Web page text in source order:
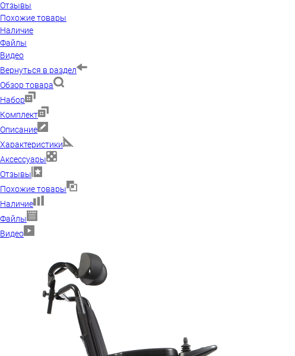
Отзывы
Похожие товары
Наличие
Файлы
Видео
Вернуться в раздел
Обзор товара
Набор
Комплект
Описание
Характеристики
Аксессуары
Отзывы
Похожие товары
Наличие
Файлы
Видео